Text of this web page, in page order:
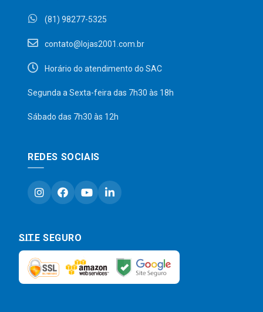
(81) 98277-5325
contato@lojas2001.com.br
Horário do atendimento do SAC
Segunda a Sexta-feira das 7h30 às 18h
Sábado das 7h30 às 12h
REDES SOCIAIS
SITE SEGURO